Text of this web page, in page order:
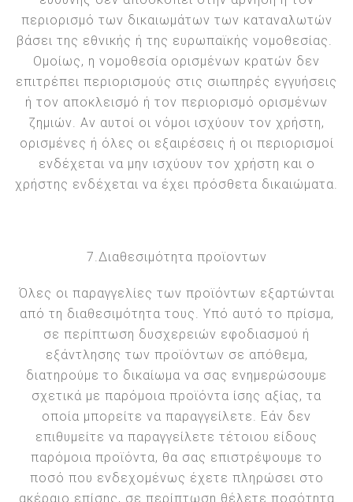
περιορισμό των δικαιωμάτων των καταναλωτών
βάσει της εθνικής ή της ευρωπαϊκής νομοθεσίας.
Ομοίως, η νομοθεσία ορισμένων κρατών δεν
επιτρέπει περιορισμούς στις σιωπηρές εγγυήσεις
ή τον αποκλεισμό ή τον περιορισμό ορισμένων
ζημιών. Αν αυτοί οι νόμοι ισχύουν τον χρήστη,
ορισμένες ή όλες οι εξαιρέσεις ή οι περιορισμοί
ενδέχεται να μην ισχύουν τον χρήστη και ο
χρήστης ενδέχεται να έχει πρόσθετα δικαιώματα.
7.Διαθεσιμότητα προϊοντων
Όλες οι παραγγελίες των προϊόντων εξαρτώνται
από τη διαθεσιμότητα τους. Υπό αυτό το πρίσμα,
σε περίπτωση δυσχερειών εφοδιασμού ή
εξάντλησης των προϊόντων σε απόθεμα,
διατηρούμε το δικαίωμα να σας ενημερώσουμε
σχετικά με παρόμοια προϊόντα ίσης αξίας, τα
οποία μπορείτε να παραγγείλετε. Εάν δεν
επιθυμείτε να παραγγείλετε τέτοιου είδους
παρόμοια προϊόντα, θα σας επιστρέψουμε το
ποσό που ενδεχομένως έχετε πληρώσει στο
ακέραιο.επίσης, σε περίπτωση θέλετε ποσότητα